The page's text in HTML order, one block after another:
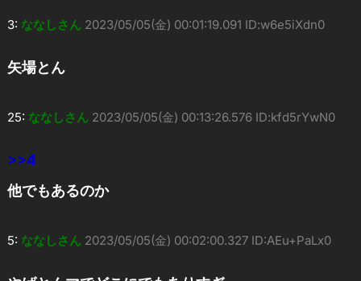
3: ななしさん 2023/05/05(金) 00:01:19.091 ID:w6e5iXdn0
矢場とん
25: ななしさん 2023/05/05(金) 00:13:26.576 ID:kfd5rYwN0
>>4
他でもあるのか
5: ななしさん 2023/05/05(金) 00:02:00.327 ID:AEu+PaLx0